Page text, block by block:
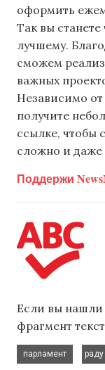
оформить
Так вы
лучшему.
сможем
важных
Независимо
получите
ссылке, чтобы
сложно и даже
Поддержи
Если вы нашли
фрагмент
парламент